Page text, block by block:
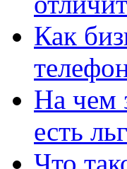
Как
На чем
есть
Что